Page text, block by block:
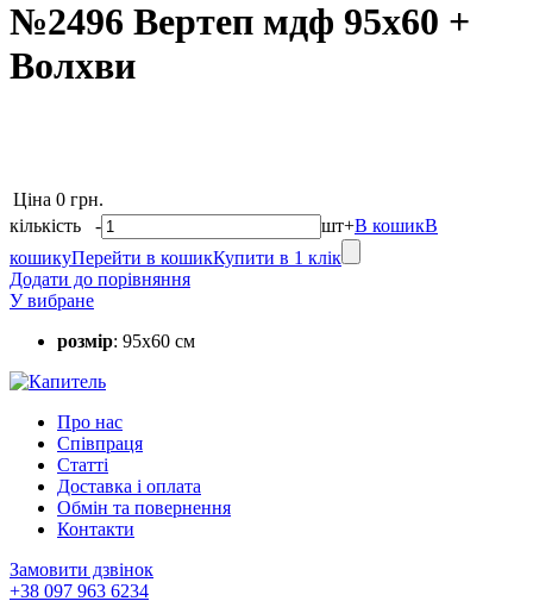
№2496 Вертеп мдф 95х60 +
Волхви
Ціна 0 грн.
кількість - шт+В кошикВ
кошикуПерейти в кошикКупити в 1 клік
Додати до порівняння
У вибране
розмір: 95х60 см
Про нас
Співпраця
Статті
Доставка і оплата
Обмін та повернення
Контакти
Замовити дзвінок
+38 097 963 6234